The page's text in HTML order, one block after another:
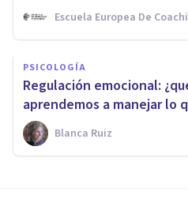
Escuela Europea De
PSICOLOGÍA
Regulación emocional:
aprendemos a manejar lo
Blanca Ruiz